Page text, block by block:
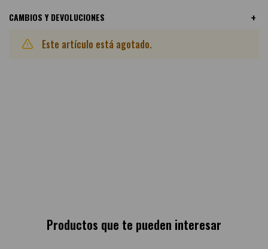
CAMBIOS Y DEVOLUCIONES
Este artículo está agotado.
Productos que te pueden interesar